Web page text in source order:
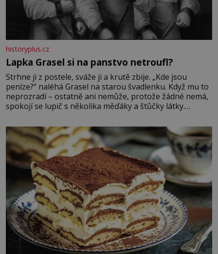
historyplus.cz
Lapka Grasel si na panstvo netroufl?
Strhne ji z postele, sváže ji a krutě zbije. „Kde jsou
peníze?“ naléhá Grasel na starou švadlenku. Když mu to
neprozradí – ostatně ani nemůže, protože žádné nemá,
spokojí se lupič s několika měďáky a štůčky látky.
krutý. Jeho činy budí hrůzu ještě dlouho po jeho smrti